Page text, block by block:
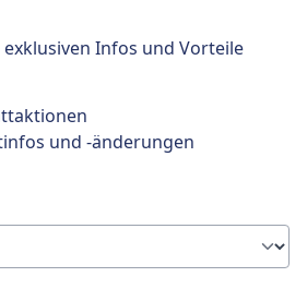
exklusiven Infos und Vorteile
und -änderungen